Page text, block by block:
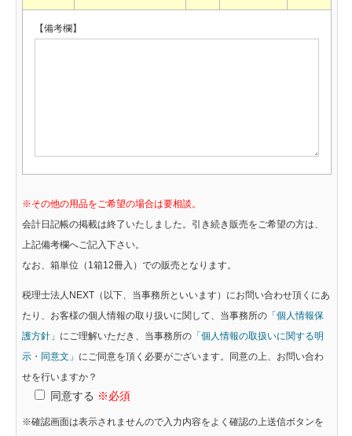
【備考欄】
※その他の用品をご希望の場合は要相談。
会計日記帳の掲載は終了いたしました。引き続き販売をご希望の方は、
上記備考欄へご記入下さい。
なお、箱単位（1箱12冊入）での販売となります。
税理士法人NEXT（以下、当事務所といいます）にお問い合わせ頂くにあ
たり、お客様の個人情報の取り扱いに関して、当事務所の 「個人情報保
護方針」 にご理解いただき、当事務所の 「個人情報の取扱いに関する明
示・同意文」 にご同意を頂く必要がございます。同意の上、お問い合わ
せを行いますか？
同意する ※必須
※確認画面は表示されませんので入力内容をよく確認の上送信ボタンを